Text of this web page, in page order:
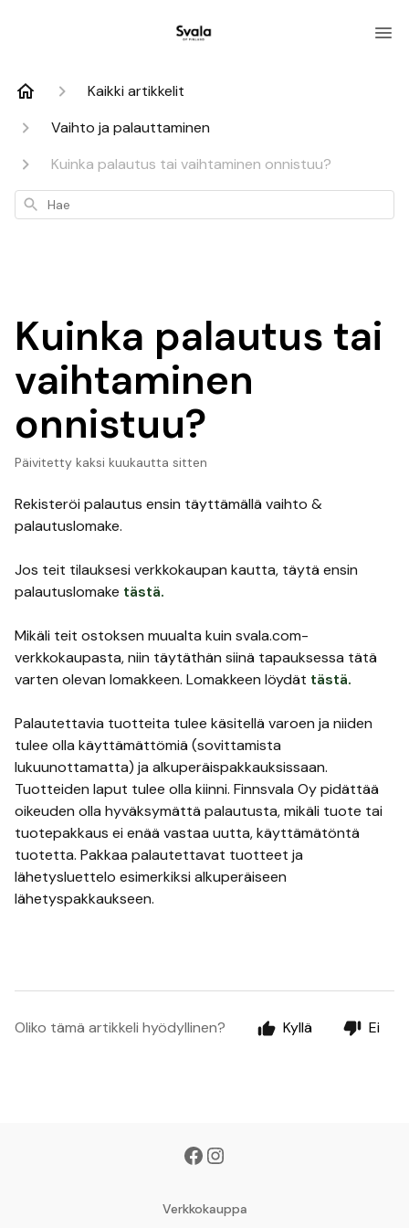
Kaikki artikkelit
Vaihto ja palauttaminen
Kuinka palautus tai vaihtaminen onnistuu?
Hae
Kuinka palautus tai
vaihtaminen
onnistuu?
Päivitetty kaksi kuukautta sitten
Rekisteröi palautus ensin täyttämällä vaihto &
palautuslomake.
Jos teit tilauksesi verkkokaupan kautta, täytä ensin
palautuslomake tästä.
Mikäli teit ostoksen muualta kuin svala.com-
verkkokaupasta, niin täytäthän siinä tapauksessa tätä
varten olevan lomakkeen. Lomakkeen löydät tästä.
Palautettavia tuotteita tulee käsitellä varoen ja niiden
tulee olla käyttämättömiä (sovittamista
lukuunottamatta) ja alkuperäispakkauksissaan.
Tuotteiden laput tulee olla kiinni. Finnsvala Oy pidättää
oikeuden olla hyväksymättä palautusta, mikäli tuote tai
tuotepakkaus ei enää vastaa uutta, käyttämätöntä
tuotetta. Pakkaa palautettavat tuotteet ja
lähetysluettelo esimerkiksi alkuperäiseen
lähetyspakkaukseen.
Oliko tämä artikkeli hyödyllinen? Kyllä Ei
Verkkokauppa